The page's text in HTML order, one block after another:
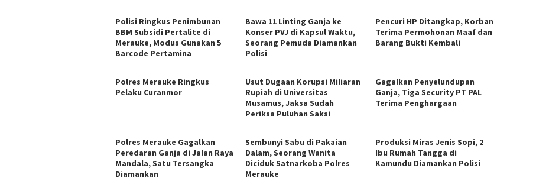
Polisi Ringkus Penimbunan
BBM Subsidi Pertalite di
Merauke, Modus Gunakan 5
Barcode Pertamina
Bawa 11 Linting Ganja ke
Konser PVJ di Kapsul Waktu,
Seorang Pemuda Diamankan
Polisi
Pencuri HP Ditangkap, Korban
Terima Permohonan Maaf dan
Barang Bukti Kembali
Polres Merauke Ringkus
Pelaku Curanmor
Usut Dugaan Korupsi Miliaran
Rupiah di Universitas
Musamus, Jaksa Sudah
Periksa Puluhan Saksi
Gagalkan Penyelundupan
Ganja, Tiga Security PT PAL
Terima Penghargaan
​Polres Merauke Gagalkan
Peredaran Ganja di Jalan Raya
Mandala, Satu Tersangka
Diamankan
Sembunyi Sabu di Pakaian
Dalam, Seorang Wanita
Diciduk Satnarkoba Polres
Merauke
Produksi Miras Jenis Sopi, 2
Ibu Rumah Tangga di
Kamundu Diamankan Polisi